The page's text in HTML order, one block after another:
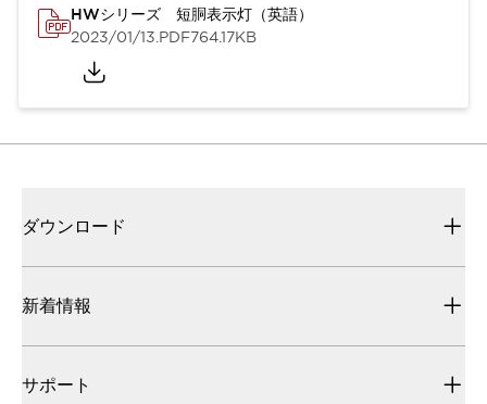
HWシリーズ 短胴表示灯（英語）
2023/01/13.PDF764.17KB
ダウンロード
新着情報
サポート